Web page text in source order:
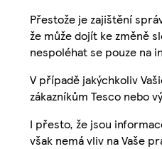
Přestože je zajištění
že může dojít ke změně
nespoléhat se pouze na
V případě jakýchkoliv
zákazníkům Tesco nebo
I přesto, že jsou
však nemá vliv na Vaše